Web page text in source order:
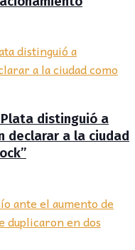
distinguió a
declarar a la ciudad